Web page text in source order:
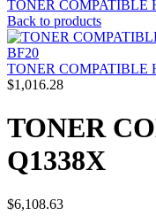
TONER COMPATIBLE
Back to products
TONER COMPATIBLE
$1,016.28
TONER
Q1338X
$6,108.63